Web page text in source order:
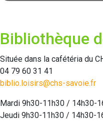
Bibliothèque
Située dans la cafétéria du
04 79 60 31 41
biblio.loisirs@chs-savoie.fr
Mardi 9h30-11h30 / 14h30-
Jeudi 9h30-11h30 / 14h30-